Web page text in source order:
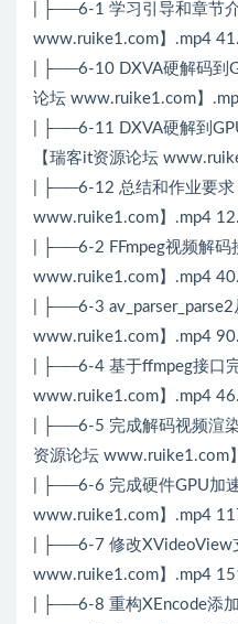
| ├──6-1 学习引导和章节
www.ruike1.com】.mp4
| ├──6-10 DXVA硬解码到
论坛 www.ruike1.com】
| ├──6-11 DXVA硬解到
【瑞客it资源论坛
| ├──6-12 总结和作业要
www.ruike1.com】.mp4
| ├──6-2 FFmpeg视频解
www.ruike1.com】.mp4
| ├──6-3
www.ruike1.com】.mp4
| ├──6-4 基于ffmpeg接口
www.ruike1.com】.mp4
| ├──6-5 完成解码视频渲
资源论坛 www.ruike1.com
| ├──6-6 完成硬件GPU加
www.ruike1.com】.mp4
| ├──6-7 修改XVideoView
www.ruike1.com】.mp4
| ├──6-8 重构XEncode添